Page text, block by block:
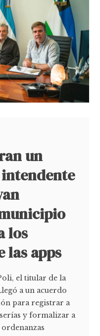
un
los
las apps
el titular de la
a un acuerdo
para registrar a
y formalizar a
ordenanzas